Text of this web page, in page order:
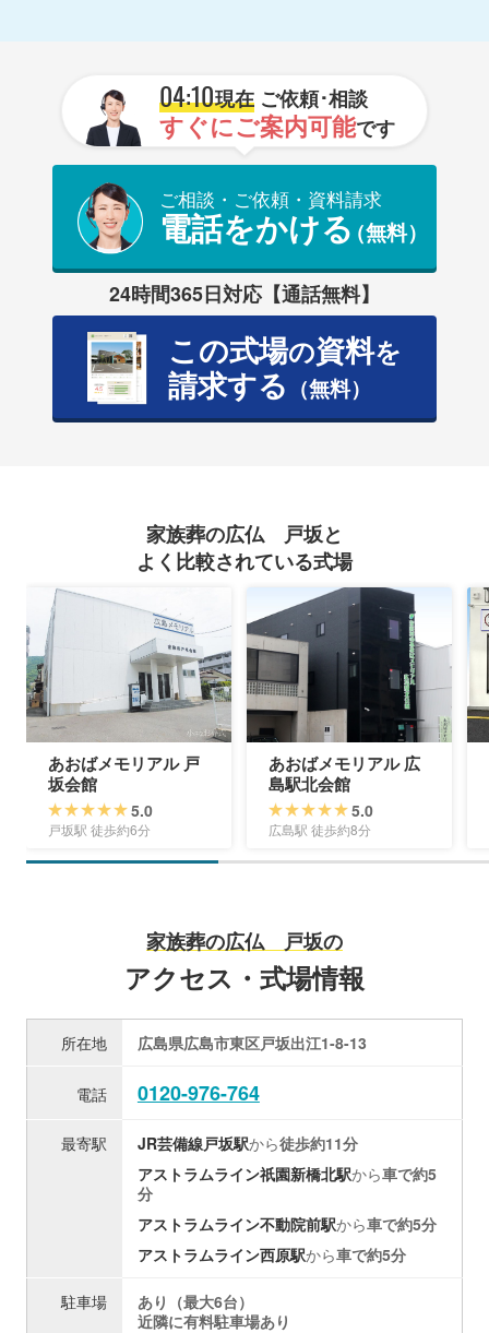
04:10現在ご依頼･相談
すぐにご案内可能です
ご相談・ご依頼・資料請求
電話をかける（無料）
24時間365日対応【通話無料】
この式場の資料を
請求する （無料）
家族葬の広仏 戸坂と
よく比較されている式場
あおばメモリアル 戸
坂会館
5.0
戸坂駅 徒歩約6分
あおばメモリアル 広
島駅北会館
5.0
広島駅 徒歩約8分
家族葬の広仏 戸坂の
アクセス・式場情報
所在地 広島県広島市東区戸坂出江1-8-13
電話 0120-976-764
最寄駅 JR芸備線戸坂駅から徒歩約11分
アストラムライン祇園新橋北駅から車で約5
分
アストラムライン不動院前駅から車で約5分
アストラムライン西原駅から車で約5分
駐車場
あり（最大6台）
近隣に有料駐車場あり